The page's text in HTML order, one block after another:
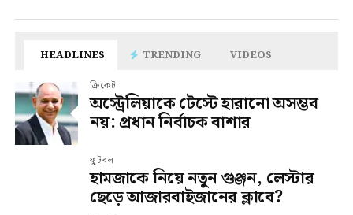
HEADLINES TRENDING VIDEOS
ক্রিকেট
অস্ট্রেলিয়াকে টেস্টে হারানো অসম্ভব
নয়: প্রধান নির্বাচক বাশার
ফুটবল
হামজাকে নিয়ে নতুন গুঞ্জন, লেস্টার
ছেড়ে আজারবাইজানের ক্লাবে?